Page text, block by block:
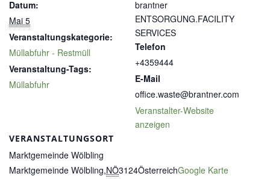
Datum:
Mai 5
Veranstaltungskategorie:
Müllabfuhr - Restmüll
Veranstaltung-Tags:
Müllabfuhr
VERANSTALTUNGSORT
Marktgemeinde Wölbling
Marktgemeinde Wölbling,NÖ3124ÖsterreichGoogle Karte
brantner
ENTSORGUNG.FACILITY
SERVICES
Telefon
+4359444
E-Mail
office.waste@brantner.com
Veranstalter-Website
anzeigen